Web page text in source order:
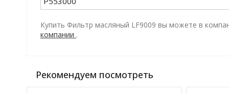
Купить Фильтр масляный LF9009 вы можете в
компании .
Рекомендуем посмотреть